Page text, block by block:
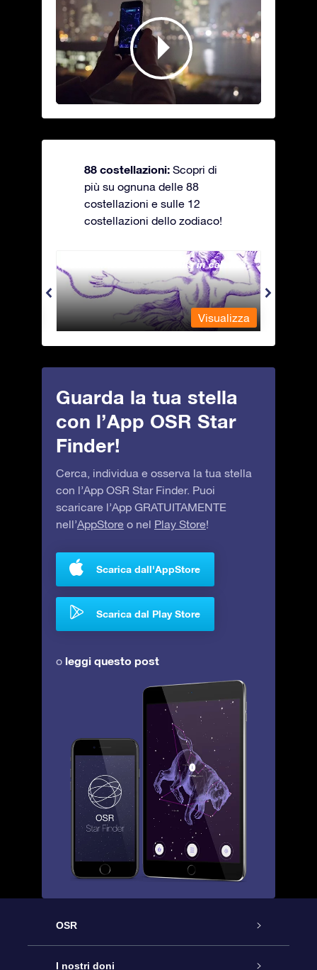
88 costellazioni: Scopri di
più su ognuna delle 88
costellazioni e sulle 12
costellazioni dello zodiaco!
Andromeda - La fanciulla in catene
Visualizza
Guarda la tua stella
con l’App OSR Star
Finder!
Cerca, individua e osserva la tua stella
con l’App OSR Star Finder. Puoi
scaricare l’App GRATUITAMENTE
nell’AppStore o nel Play Store!
Scarica dall'AppStore
Scarica dal Play Store
o leggi questo post
OSR
Assistenza
I nostri doni